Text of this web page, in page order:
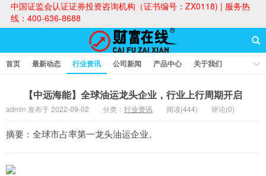
中国证监会认证证券投资咨询机构（证书编号：ZX0118) | 服务热
线：400-636-8688
首页 最新动态 行业资讯 公司新闻 产品中心
关于我们
【中远海能】全球油运龙头企业，行业上行周期开启
admin 发布于 2022-09-02 分类： 行业资讯 阅读(444) 评论(0)
摘要：全球市占率第一龙头油运企业。